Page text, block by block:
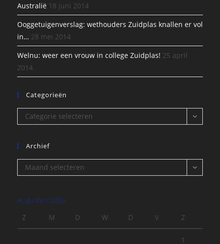
Australië 18 juni 2014
Ooggetuigenverslag: wethouders Zuidplas knallen er vol
in… 28 mei 2014
Welnu: weer een vrouw in college Zuidplas! 25 april
2014
Categorieën
Categorieën
Categorie selecteren
Archief
Archief
Maand selecteren
augustus 2026
Z
M D W D V Z
1